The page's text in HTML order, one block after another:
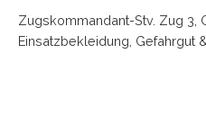
Zugskommandant-Stv. Zug 3,
Einsatzbekleidung, Gefahrgut